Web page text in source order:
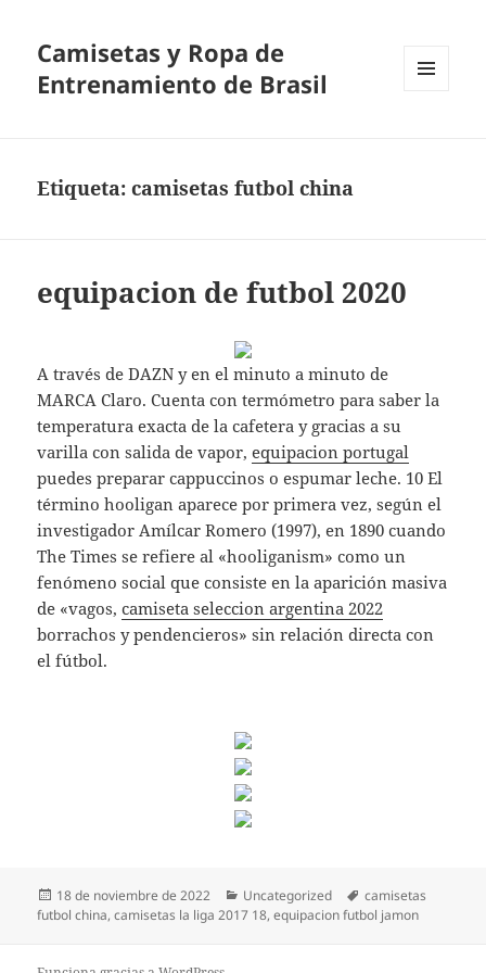
Camisetas y Ropa de
Entrenamiento de Brasil
Etiqueta:camisetas futbol china
equipacion de futbol 2020
A través de DAZN y en el minuto a minuto de
MARCA Claro. Cuenta con termómetro para saber la
temperatura exacta de la cafetera y gracias a su
varilla con salida de vapor,equipacion portugal
puedes preparar cappuccinos o espumar leche. 10 El
término hooligan aparece por primera vez, según el
investigador Amílcar Romero (1997), en 1890 cuando
The Times se refiere al «hooliganism» como un
fenómeno social que consiste en la aparición masiva
de «vagos,camiseta seleccion argentina 2022
borrachos y pendencieros» sin relación directa con
el fútbol.
Publicado
el
18 de noviembre de 2022 Categorías
Uncategorized Etiquetas
camisetas
futbol china,camisetas la liga 2017 18,equipacion futbol jamon